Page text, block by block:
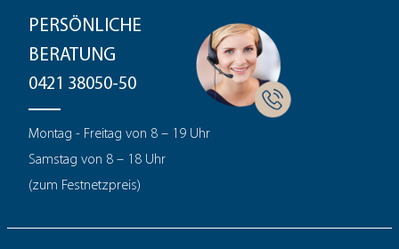
PERSÖNLICHE
BERATUNG
0421 38050-50
Montag - Freitag von 8 – 19 Uhr
Samstag von 8 – 18 Uhr
(zum Festnetzpreis)